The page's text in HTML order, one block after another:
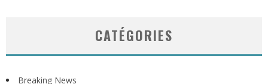
CATÉGORIES
Breaking News